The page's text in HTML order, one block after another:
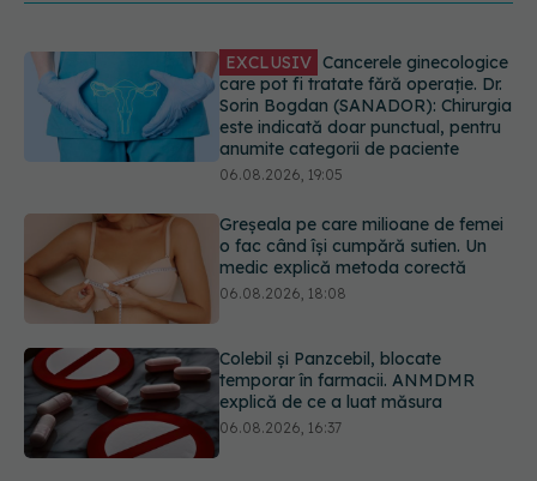
EXCLUSIV Cancerele ginecologice
care pot fi tratate fără operație. Dr.
Sorin Bogdan (SANADOR): Chirurgia
este indicată doar punctual, pentru
anumite categorii de paciente
06.08.2026, 19:05
Greșeala pe care milioane de femei
o fac când își cumpără sutien. Un
medic explică metoda corectă
06.08.2026, 18:08
Colebil și Panzcebil, blocate
temporar în farmacii. ANMDMR
explică de ce a luat măsura
06.08.2026, 16:37